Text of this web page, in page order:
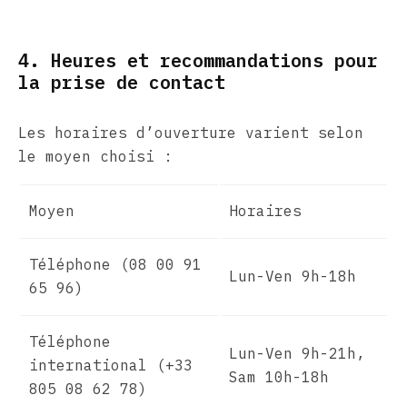
4. Heures et recommandations pour
la prise de contact
Les horaires d’ouverture varient selon
le moyen choisi :
Moyen Horaires
Téléphone (08 00 91
65 96)
Lun-Ven 9h-18h
Téléphone
international (+33
805 08 62 78)
Lun-Ven 9h-21h,
Sam 10h-18h